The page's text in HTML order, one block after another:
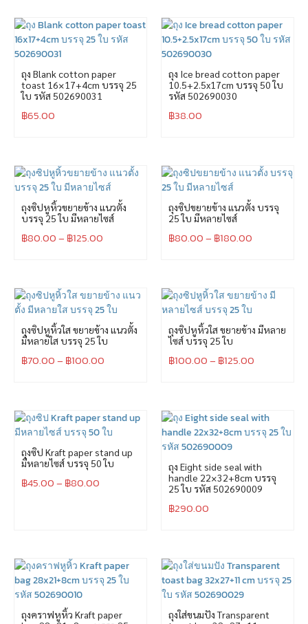
ถุง Blank cotton paper
toast 16×17+4cm บรรจุ 25
ใบ รหัส 502690031
฿65.00
ถุง Ice bread cotton paper
10.5+2.5x17cm บรรจุ 50 ใบ
รหัส 502690030
฿38.00
ถุงซิปหูหิ้วขยายข้าง แนวตั้ง
บรรจุ 25 ใบ มีหลายไซส์
฿80.00– ฿125.00
ถุงซิปขยายข้าง แนวตั้ง บรรจุ
25 ใบ มีหลายไซส์
฿80.00– ฿180.00
ถุงซิปหูหิ้วใส ขยายข้าง แนวตั้ง
มีหลายใส บรรจุ 25 ใบ
฿70.00– ฿100.00
ถุงซิปหูหิ้วใส ขยายข้าง มีหลาย
ไซส์ บรรจุ 25 ใบ
฿100.00– ฿125.00
ถุงซิป Kraft paper stand up
มีหลายไซส์ บรรจุ 50 ใบ
฿45.00– ฿80.00
ถุง Eight side seal with
handle 22×32+8cm บรรจุ
25 ใบ รหัส 502690009
฿290.00
ถุงคราฟหูหิ้ว Kraft paper
ถุงใส่ขนมปัง Transparent